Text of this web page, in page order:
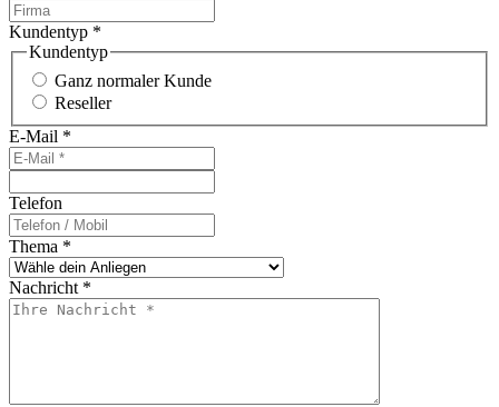
Kundentyp *
Kundentyp
Ganz normaler Kunde
Reseller
E-Mail *
Telefon
Thema *
Nachricht *